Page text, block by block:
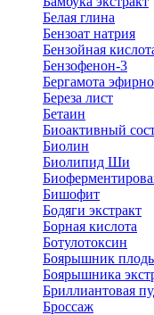
Белая глина
Бензоат натрия
Бензойная
Бензофенон-3
Бергамота
Береза лист
Бетаин
Биоактивный
Биолин
Биолипид Ши
Бишофит
Бодяги экстракт
Борная кислота
Ботулотоксин
Боярышник
Боярышника
Бриллиантовая
Броссаж